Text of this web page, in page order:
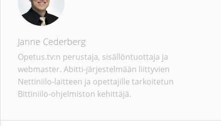
Janne Cederberg
Opetus.tv:n perustaja, sisällöntuottaja ja
webmaster. Abitti-järjestelmään liittyvien
Nettiniilo-laitteen ja opettajille tarkoitetun
Bittiniilo-ohjelmiston kehittäjä.